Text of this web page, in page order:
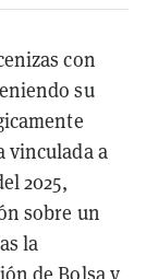
con
su
vinculada a
2025,
sobre un
la